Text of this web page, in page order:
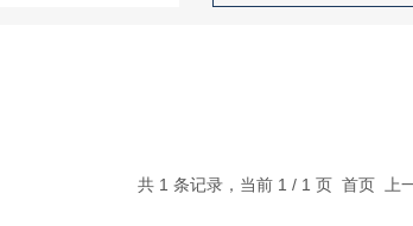
共 1 条记录，当前 1 / 1 页 首页 上